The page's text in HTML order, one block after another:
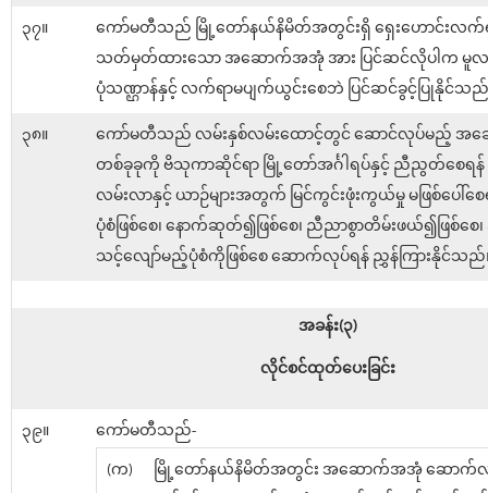
၃၇။
ကော်မတီသည် မြို့တော်နယ်နိမိတ်အတွင်းရှိ ရှေးဟောင်းလက်ရ
သတ်မှတ်ထားသော အဆောက်အအုံ အား ပြင်ဆင်လိုပါက မူလ
ပုံသဏ္ဌာန်နှင့် လက်ရာမပျက်ယွင်းစေဘဲ ပြင်ဆင်ခွင့်ပြုနိုင်သည်
၃၈။
ကော်မတီသည် လမ်းနှစ်လမ်းထောင့်တွင် ဆောင်လုပ်မည့် အ
တစ်ခုခုကို ဗိသုကာဆိုင်ရာ မြို့တော်အင်္ဂါရပ်နှင့် ညီညွတ်စေရန်
လမ်းလာနှင့် ယာဉ်များအတွက် မြင်ကွင်းဖုံးကွယ်မှု မဖြစ်ပေါ်စေ
ပုံစံဖြစ်စေ၊ နောက်ဆုတ်၍ဖြစ်စေ၊ ညီညာစွာတိမ်းဖယ်၍ဖြစ်စေ၊
သင့်လျော်မည့်ပုံစံကိုဖြစ်စေ ဆောက်လုပ်ရန် ညွှန်ကြားနိုင်သည်
အခန်း(၃)
လိုင်စင်ထုတ်ပေးခြင်း
၃၉။ ကော်မတီသည်-
(က)
မြို့တော်နယ်နိမိတ်အတွင်း အဆောက်အအုံ ဆောက်လု